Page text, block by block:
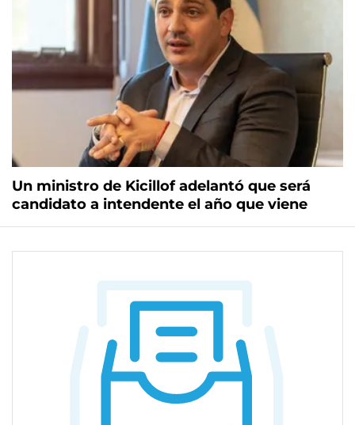
Un ministro de Kicillof adelantó que será
candidato a intendente el año que viene